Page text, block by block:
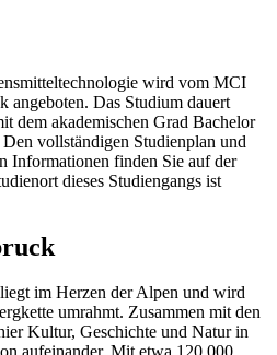
wird vom MCI
angeboten. Das Studium dauert
dem akademischen Grad Bachelor
vollständigen Studienplan und
Informationen finden Sie auf der
dieses Studiengangs ist
im Herzen der Alpen und wird
umrahmt. Zusammen mit den
Kultur, Geschichte und Natur in